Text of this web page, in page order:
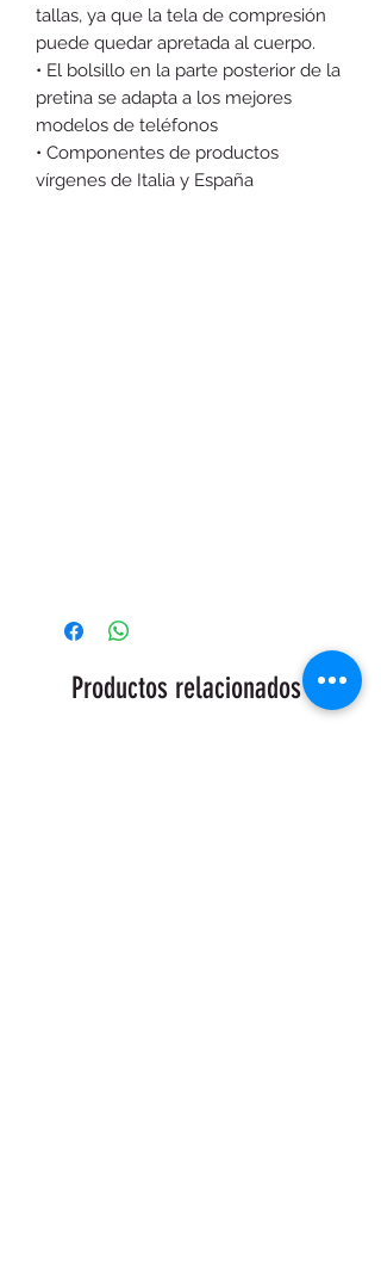
tallas, ya que la tela de compresión
puede quedar apretada al cuerpo.
• El bolsillo en la parte posterior de la
pretina se adapta a los mejores
modelos de teléfonos
• Componentes de productos
vírgenes de Italia y España
Productos relacionados